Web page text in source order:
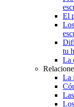
El
tu
La
La